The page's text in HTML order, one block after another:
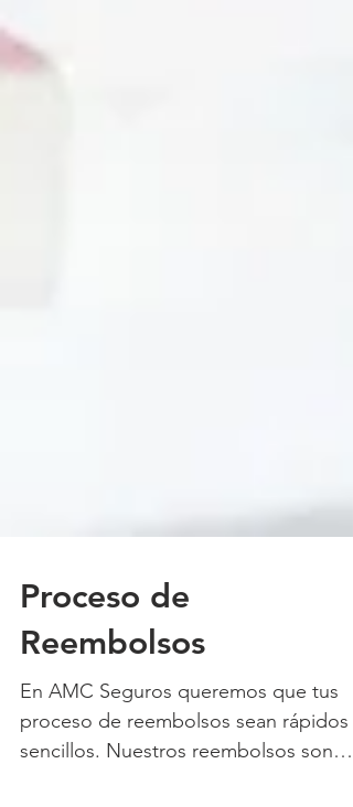
Proceso de
Reembolsos
En AMC Seguros queremos que tus
proceso de reembolsos sean rápidos y